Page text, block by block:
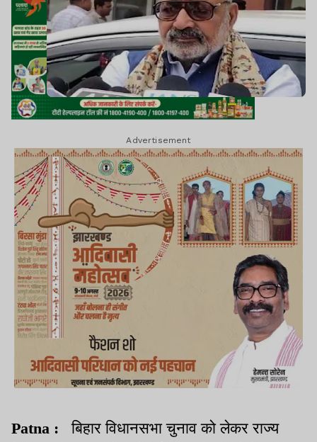
Advertisement
Patna :
बिहार विधानसभा चुनाव को लेकर राज्य